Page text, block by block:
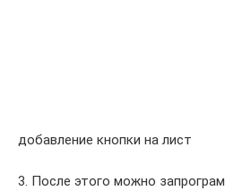
добавление кнопки на лист
3. После этого можно